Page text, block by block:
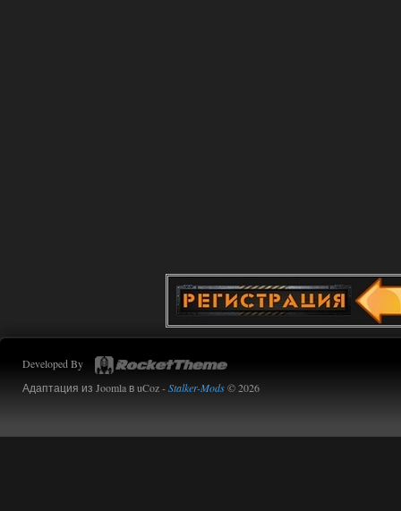
Developed By
Адаптация из Joomla в uCoz -Stalker-Mods© 2026